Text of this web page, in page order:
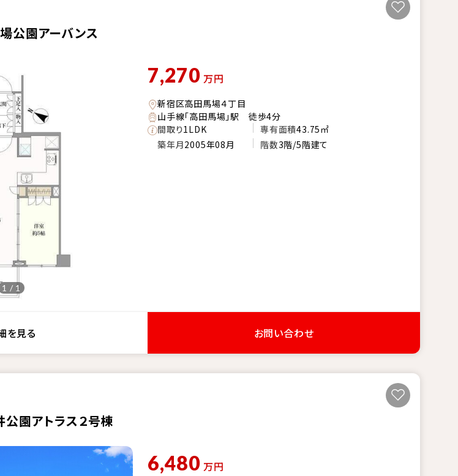
公園アーバンス
1 / 1
7,270 万円
新宿区高田馬場４丁目
山手線「高田馬場」駅 徒歩4分
間取り1LDK 専有面積43.75㎡
築年月2005年08月 階数3階/5階建て
を見る お問い合わせ
公園アトラス２号棟
6,480 万円